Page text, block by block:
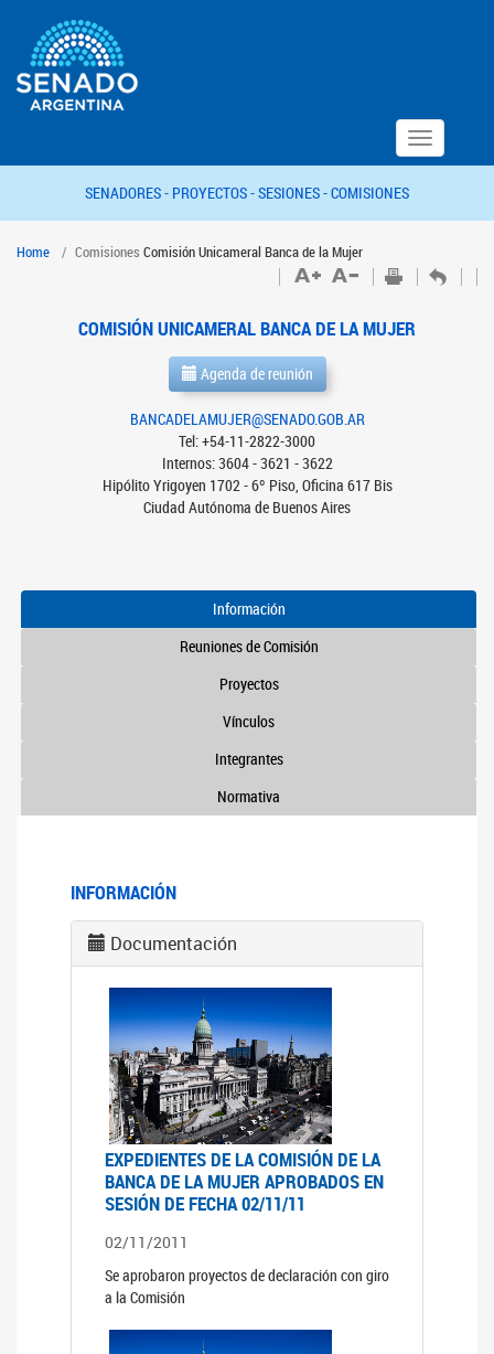
Toggle
navigation
SENADORES - PROYECTOS -SESIONES -COMISIONES
Home Comisiones Comisión Unicameral Banca de la Mujer
COMISIÓN UNICAMERAL BANCA DE LA MUJER
Agenda de reunión
BANCADELAMUJER@SENADO.GOB.AR
Tel: +54-11-2822-3000
Internos: 3604 - 3621 - 3622
Hipólito Yrigoyen 1702 - 6º Piso, Oficina 617 Bis
Ciudad Autónoma de Buenos Aires
Información
Reuniones de Comisión
Proyectos
Vínculos
Integrantes
Normativa
INFORMACIÓN
Documentación
EXPEDIENTES DE LA COMISIÓN DE LA
BANCA DE LA MUJER APROBADOS EN
SESIÓN DE FECHA 02/11/11
02/11/2011
Se aprobaron proyectos de declaración con giro
a la Comisión